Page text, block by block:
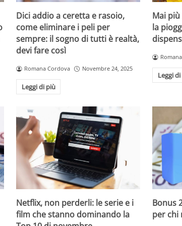
– velaincampania.it
da Famigros, il WC va pulito almeno una
e depositi di urina. In abitazioni con
volte a settimana. È importante utilizzare
e a basso impatto ambientale, per la
Dici addio a ceretta e rasoio,
come eliminare i peli per
sempre: il sogno di tutti è realtà,
devi fare così
Romana Cordova Novembre 24, 2025
Leggi di più
Mai
la
Leggi
Netflix, non perderli: le serie e i
film che stanno dominando la
Bonus
per chi